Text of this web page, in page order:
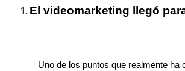
El videomarketing llegó
Uno de los puntos que realmente ha